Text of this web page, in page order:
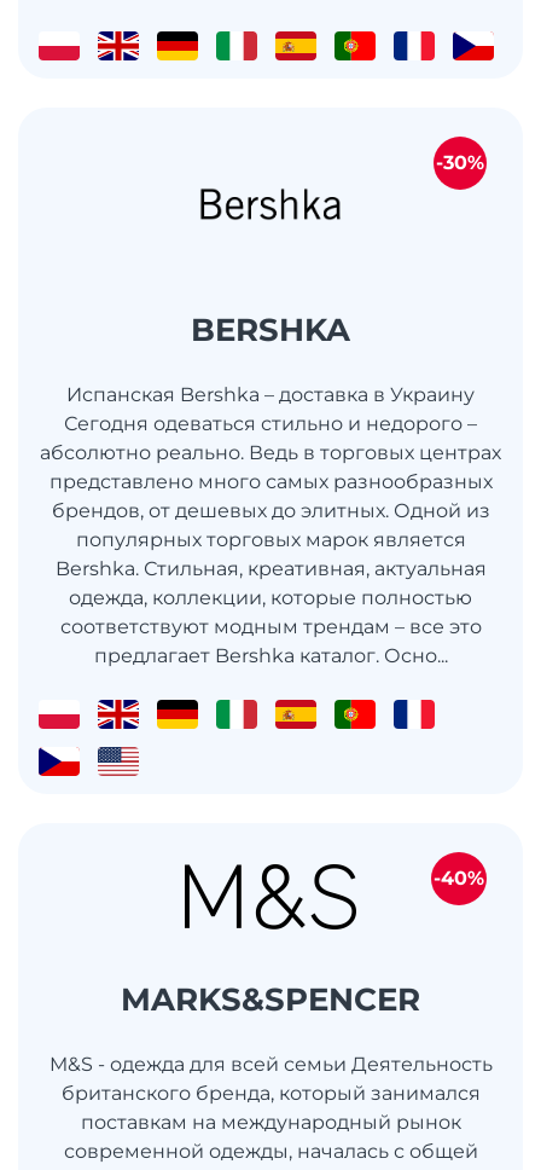
BERSHKA
Испанская Bershka – доставка в Украину
Сегодня одеваться стильно и недорого –
абсолютно реально. Ведь в торговых центрах
представлено много самых разнообразных
брендов, от дешевых до элитных. Одной из
популярных торговых марок является
Bershka. Стильная, креативная, актуальная
одежда, коллекции, которые полностью
соответствуют модным трендам – все это
предлагает Bershka каталог. Осно...
-30%
MARKS&SPENCER
M&S - одежда для всей семьи Деятельность
британского бренда, который занимался
поставкам на международный рынок
современной одежды, началась с общей
-40%